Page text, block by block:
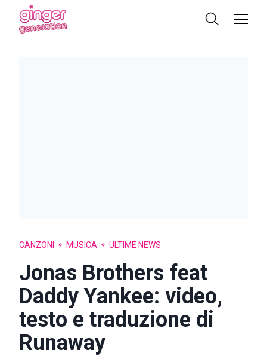
CANZONI MUSICA ULTIME NEWS
Jonas Brothers feat
Daddy Yankee: video,
testo e traduzione di
Runaway